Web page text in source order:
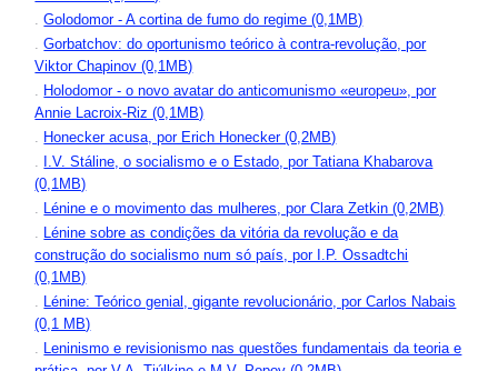
.Golodomor - A cortina de fumo do regime (0,1MB)
.Gorbatchov: do oportunismo teórico à contra-revolução, por
Viktor Chapinov (0,1MB)
. Holodomor - o novo avatar do anticomunismo «europeu», por
Annie Lacroix-Riz (0,1MB)
. Honecker acusa, por Erich Honecker (0,2MB)
.
I.V. Stáline, o socialismo e o Estado, por Tatiana Khabarova
(0,1MB)
. Lénine e o movimento das mulheres, por Clara Zetkin (0,2MB)
. Lénine sobre as condições da vitória da revolução e da
construção do socialismo num só país, por I.P. Ossadtchi
(0,1MB)
. Lénine: Teórico genial, gigante revolucionário, por Carlos Nabais
(0,1 MB)
. Leninismo e revisionismo nas questões fundamentais da teoria e